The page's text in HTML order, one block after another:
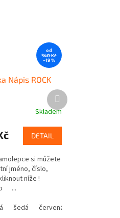
oranžová hnědá
zelená růžová
od
340 Kč
–19 %
Nápis ROCK
Skladem
DETAIL
si můžete
jméno, číslo,
níže !
...
šedá červená
Další
produkt